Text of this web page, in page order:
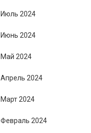
Июль 2024
Июнь 2024
Май 2024
Апрель 2024
Март 2024
Февраль 2024